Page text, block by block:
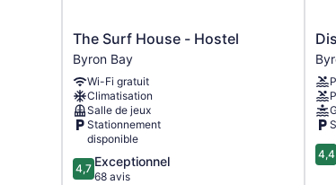
picnic space
in lobby (free)
in designated areas
Resort possède 39. Les chambres ont un patio. Ce
sans fil. La salle de bain comprend : douche.
The
Surf
House
-
Hostel
Byron
Bay
The Surf House - Hostel
Byron Bay
Wi-Fi gratuit
Climatisation
Salle de jeux
Stationnement
disponible
4.7
sur
4,7 Exceptionnel
68 avis
-
Bay
Bay
4.4
sur
4,4